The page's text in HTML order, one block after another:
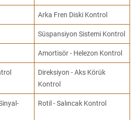
Arka Fren Diski Kontrol
Süspansiyon Sistemi Kontrol
Amortisör - Helezon Kontrol
Direksiyon - Aks Körük
Kontrol
Rotil - Salıncak Kontrol